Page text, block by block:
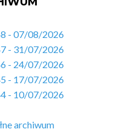
- 07/08/2026
- 31/07/2026
- 24/07/2026
- 17/07/2026
- 10/07/2026
archiwum